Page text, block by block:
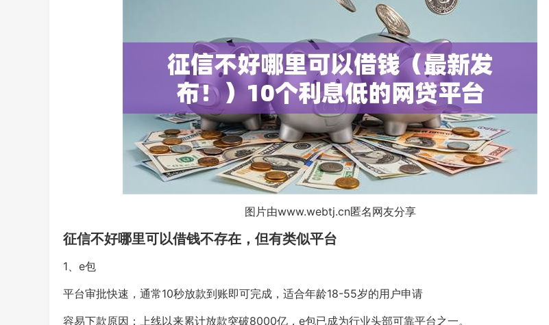
图片由www.webtj.cn匿名网友分享
征信不好哪里可以借钱不存在，但有类似平台
1、e包
平台审批快速，通常10秒放款到账即可完成，适合年龄18-55岁的用户申请
容易下款原因：上线以来累计放款突破8000亿，e包已成为行业头部可靠平台之一。